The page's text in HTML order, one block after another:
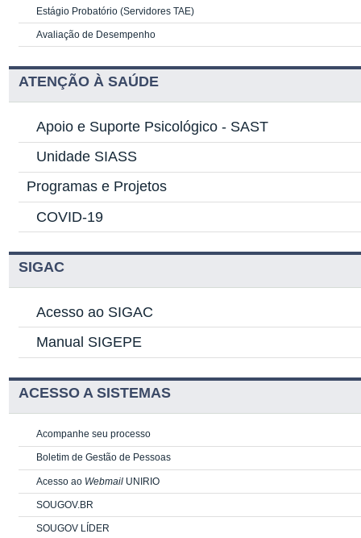
Estágio Probatório (Servidores TAE)
Avaliação de Desempenho
ATENÇÃO À SAÚDE
Apoio e Suporte Psicológico - SAST
Unidade SIASS
Programas e Projetos
COVID-19
SIGAC
Acesso ao SIGAC
Manual SIGEPE
ACESSO A SISTEMAS
Acompanhe seu processo
Boletim de Gestão de Pessoas
Acesso ao Webmail UNIRIO
SOUGOV.BR
SOUGOV LÍDER